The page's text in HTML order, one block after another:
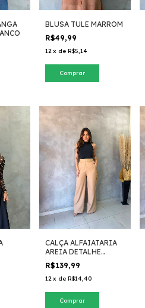
BLUSA TULE MARROM
R$49,99
12 x de R$5,14
Comprar
CALÇA ALFAIATARIA
AREIA DETALHE
DOURADO
R$139,99
12 x de R$14,40
Comprar